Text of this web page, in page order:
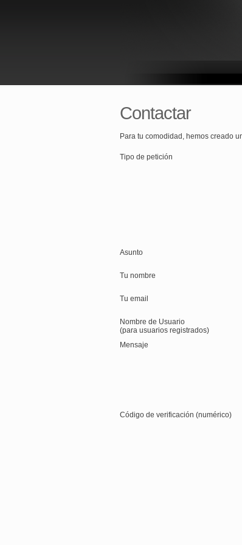
Contactar
Para tu comodidad, hemos creado
Tipo de petición
Asunto
Tu nombre
Tu email
Nombre de Usuario
(para usuarios registrados)
Mensaje
Código de verificación (numérico)